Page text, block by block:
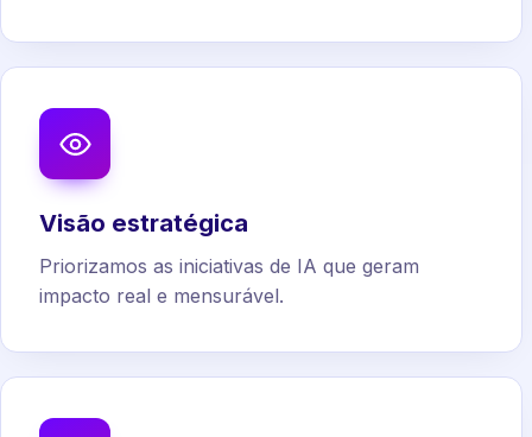
Visão estratégica
Priorizamos as iniciativas de IA que geram
impacto real e mensurável.